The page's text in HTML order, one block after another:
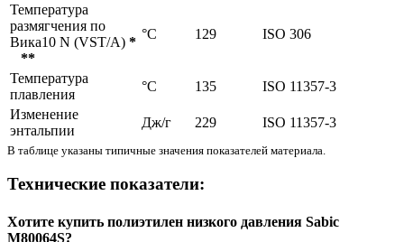
Температура
размягчения по
Вика10 N (VST/A) *
**
°C 129 ISO 306
Температура
плавления
°C 135
ISO 11357-3
Изменение
энтальпии
Дж/г 229 ISO 11357-3
В таблице указаны типичные значения показателей материала.
Технические показатели:
Хотите купить полиэтилен низкого давления Sabic
M80064S?